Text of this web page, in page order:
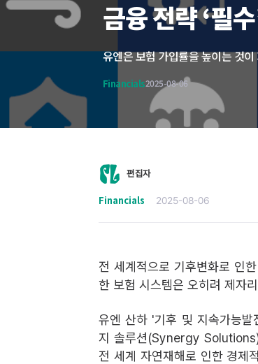
금융 전략 ‘필
Financials2025-08-06
편집자
Financials 2025-08-06
전 세계적으로 기후변화로 인
한 보험 시스템은 오히려 제자
유엔 산하 '기후 및 지속가능
지 솔루션(Synergy
전 세계 자연재해로 인한 경제